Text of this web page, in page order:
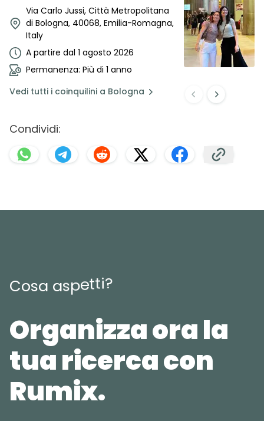
Via Carlo Jussi, Città Metropolitana
di Bologna, 40068, Emilia-Romagna,
Italy
A partire dal 1 agosto 2026
Permanenza: Più di 1 anno
Vedi tutti i coinquilini a Bologna
Condividi:
Cosa aspetti?
Organizza ora la
tua ricerca con
Rumix.